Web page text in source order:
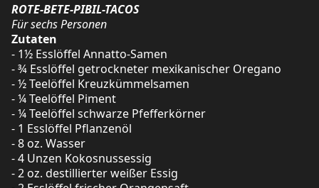
ROTE-BETE-PIBIL-TACOS
Für sechs Personen
Zutaten
- 1½ Esslöffel Annatto-Samen
- ¾ Esslöffel getrockneter mexikanischer Oregano
- ½ Teelöffel Kreuzkümmelsamen
- ¼ Teelöffel Piment
- ¼ Teelöffel schwarze Pfefferkörner
- 1 Esslöffel Pflanzenöl
- 8 oz. Wasser
- 4 Unzen Kokosnussessig
- 2 oz. destillierter weißer Essig